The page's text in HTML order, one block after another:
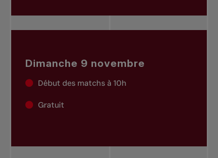
Dimanche 9 novembre
Début des matchs à 10h
Gratuit